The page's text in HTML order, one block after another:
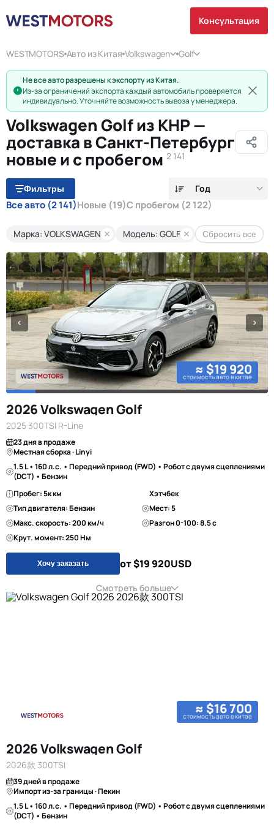
Консультация
WESTMOTORS Авто из Китая Volkswagen Golf
Не все авто разрешены к экспорту из Китая.
Из-за ограничений экспорта каждый автомобиль проверяется
индивидуально. Уточняйте возможность вывоза у менеджера.
Volkswagen Golf из КНР —
доставка в Санкт-Петербург
новые и с пробегом 2 141
Фильтры Год
Все авто (2 141)Новые (19)С пробегом (2 122)
Марка: VOLKSWAGEN Модель: GOLF Сбросить все
≈ $19 920
стоимость авто в китае
2026 Volkswagen Golf
2025 300TSI R-Line
23 дня в продаже
Местная сборка · Linyi
1.5 L • 160 л.с. • Передний привод (FWD) • Робот с двумя сцеплениями
(DCT) • Бензин
Пробег: 5к км
Хэтчбек
Тип двигателя: Бензин
Мест: 5
Макс. скорость: 200 км/ч
Разгон 0-100: 8.5 с
Крут. момент: 250 Нм
Хочу заказать от $19 920USD
Смотреть больше
≈ $16 700
стоимость авто в китае
2026 Volkswagen Golf
2026款 300TSI
39 дней в продаже
Импорт из-за границы · Пекин
1.5 L • 160 л.с. • Передний привод (FWD) • Робот с двумя сцеплениями
(DCT) • Бензин